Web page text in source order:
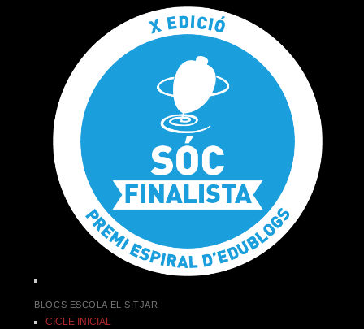
BLOCS ESCOLA EL SITJAR
CICLE INICIAL